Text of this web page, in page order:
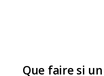
Que faire si